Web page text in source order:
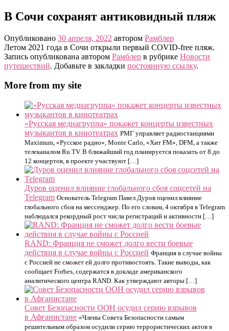
В Сочи сохранят антиковидный пляж
Опубликовано 30 апреля, 2022 автором Рамблер
Летом 2021 года в Сочи открыли первый COVID-free пляж.
Запись опубликована автором Рамблер в рубрике Новости
путешествий. Добавьте в закладки постоянную ссылку.
More from my site
«Русская медиагруппа» покажет концерты известных
музыкантов в кинотеатрах РМГ управляет радиостанциями
Maximum, «Русское радио», Monte Carlo, «Хит FM», DFM, а также
телеканалом Ru.TV. В ближайший год планируется показать от 8 до
12 концертов, в проекте участвуют […]
Дуров оценил влияние глобального сбоя соцсетей на
Telegram Основатель Telegram Павел Дуров оценил влияние
глобального сбоя на мессенджер. По его словам, 4 октября в Telegram
наблюдался рекордный рост числа регистраций и активности […]
RAND: Франция не сможет долго вести боевые
действия в случае войны с Россией Франция в случае войны
с Россией не сможет ей долго противостоять. Такие выводы, как
сообщает Forbes, содержатся в докладе американского
аналитического центра RAND. Как утверждают авторы […]
Совет Безопасности ООН осудил серию взрывов
в Афганистане «Члены Совета Безопасности самым
решительным образом осудили серию террористических актов в